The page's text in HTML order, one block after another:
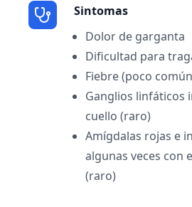
Sintomas
Dolor de garganta
Dificultad para
Fiebre (poco
Ganglios linfáticos
cuello (raro)
Amígdalas rojas e
algunas veces con
(raro)